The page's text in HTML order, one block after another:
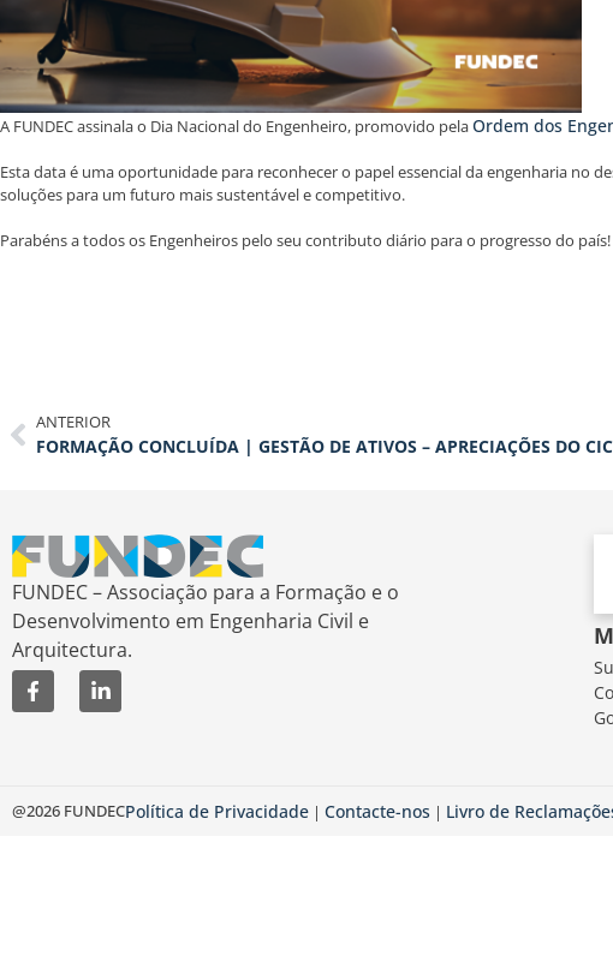
A FUNDEC assinala o Dia Nacional do Engenheiro, promovido pelaOrdem dos
Esta data é uma oportunidade para reconhecer o papel essencial da engenharia no
soluções para um futuro mais sustentável e competitivo.
Parabéns a todos os Engenheiros pelo seu contributo diário para o progresso do país!
ANTERIOR
FORMAÇÃO CONCLUÍDA | GESTÃO DE ATIVOS – APRECIAÇÕES DO
FUNDEC – Associação para a Formação e o
Desenvolvimento em Engenharia Civil e
Arquitectura.
@2026 FUNDECPolítica de Privacidade | Contacte-nos | Livro de